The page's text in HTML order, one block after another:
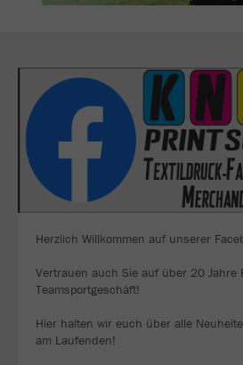
Herzlich Willkommen auf unserer
Vertrauen auch Sie auf über 20 Jahre
Teamsportgeschäft!
Hier halten wir euch über alle
am Laufenden!